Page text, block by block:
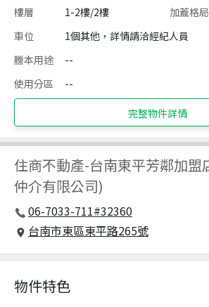
樓層
1-2樓/2樓 加蓋格局
車位
1個其他，詳情請洽經紀人員
謄本用途
--
使用分區
--
完整物件詳情
住商不動產-台南東平芳鄰加盟
仲介有限公司)
06-7033-711#32360
台南市東區東平路265號
物件特色